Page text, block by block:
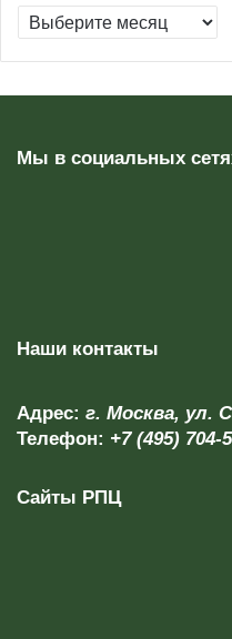
Архивы
Мы в социальных
Наши контакты
Адрес: г. Москва, ул.
Телефон: +7 (495) 704-
Сайты РПЦ